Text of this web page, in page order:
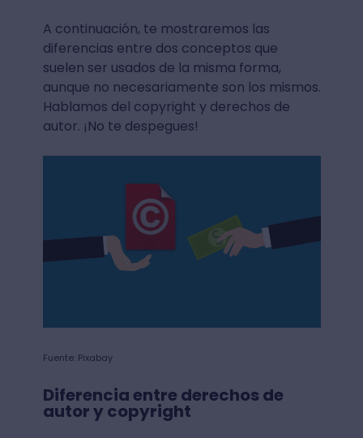
A continuación, te mostraremos las
diferencias entre dos conceptos que
suelen ser usados de la misma forma,
aunque no necesariamente son los mismos.
Hablamos del copyright y derechos de
autor. ¡No te despegues!
Fuente: Pixabay
Diferencia entre derechos de
autor y copyright